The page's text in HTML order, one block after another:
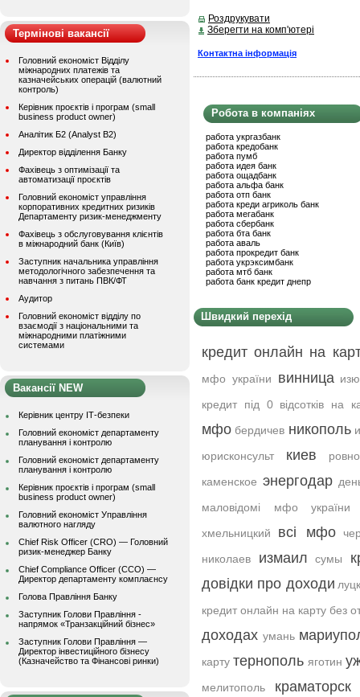
Термінові вакансії
Головний економіст Відділу
міжнародних платежів та
казначейських операцій (валютний
контроль)
Керівник проєктів і програм (small
business product owner)
Аналітик Б2 (Analyst B2)
Директор відділення Банку
Фахівець з оптимізації та
автоматизації проєктів
Головний економіст управління
корпоративних кредитних ризиків
Департаменту ризик-менеджменту
Фахівець з обслуговування клієнтів
в міжнародний банк (Київ)
Заступник начальника управління
методологічного забезпечення та
навчання з питань ПВК/ФТ
Аудитор
Головний економіст відділу по
взаємодії з національними та
міжнародними платіжними
системами
Вакансії NEW
Керівник центру ІТ-безпеки
Головний економіст департаменту
планування і контролю
Головний економіст департаменту
планування і контролю
Керівник проєктів і програм (small
business product owner)
Головний економіст Управління
валютного нагляду
Chief Risk Officer (CRO) — Головний
ризик-менеджер Банку
Chief Compliance Officer (CCO) —
Директор департаменту комплаєнсу
Голова Правління Банку
Заступник Голови Правління -
напрямок «Транзакційний бізнес»
Заступник Голови Правління —
Директор інвестиційного бізнесу
(Казначейство та Фінансові ринки)
Роздрукувати
Зберегти на комп'ютері
Контактна інформація
Робота в компаніях
работа укргазбанк
работа кредобанк
работа пумб
работа идея банк
работа ощадбанк
работа альфа банк
работа отп банк
работа креди агриколь банк
работа мегабанк
работа сбербанк
работа бта банк
работа аваль
работа прокредит банк
работа укрэксимбанк
работа мтб банк
работа банк кредит днепр
Швидкий перехід
кредит онлайн на
мфо україни винница
кредит під 0 відсотків на
мфо бердичев никополь
юрисконсульт
киев
ровно
каменское энергодар
маловідомі мфо україни
хмельницкий
всі мфо
николаев
измаил сумы
довідки про доходи луцк
кредит онлайн на карту без
доходах умань
карту тернополь яготин
мелитополь
краматорск